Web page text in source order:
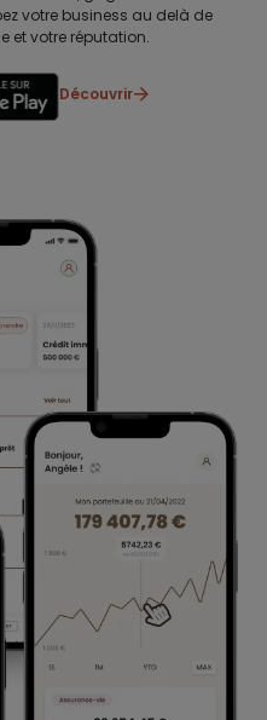
votre business au delà de
et votre réputation.
Découvrir